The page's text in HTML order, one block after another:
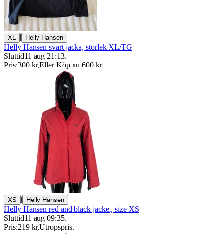
XL | Helly Hansen
Helly Hansen svart jacka, storlek XL/TG
Sluttid11 aug 21:13.
Pris:300 kr,Eller Köp nu 600 kr,.
XS | Helly Hansen
Helly Hansen red and black jacket, size XS
Sluttid11 aug 09:35.
Pris:219 kr,Utropspris.